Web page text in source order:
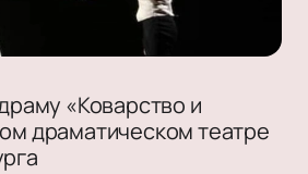
«Коварство и
драматическом театре